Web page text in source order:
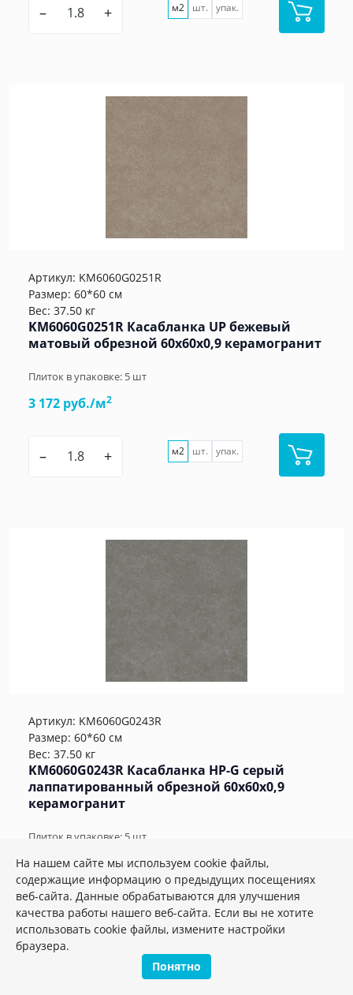
– + м2 шт. упак.
Артикул: KM6060G0251R
Размер: 60*60 см
Вес: 37.50 кг
KM6060G0251R Касабланка UP бежевый
матовый обрезной 60x60x0,9 керамогранит
Плиток в упаковке: 5 шт
3 172 руб./м2
– + м2 шт. упак.
Артикул: KM6060G0243R
Размер: 60*60 см
Вес: 37.50 кг
KM6060G0243R Касабланка HP-G серый
лаппатированный обрезной 60x60x0,9
керамогранит
Плиток в упаковке: 5 шт
3 247.64 руб./м 2
– + м2 шт. упак.
На нашем сайте мы используем cookie файлы,
содержащие информацию о предыдущих посещениях
веб-сайта. Данные обрабатываются для улучшения
качества работы нашего веб-сайта. Если вы не хотите
использовать cookie файлы, измените настройки
браузера.
Понятно